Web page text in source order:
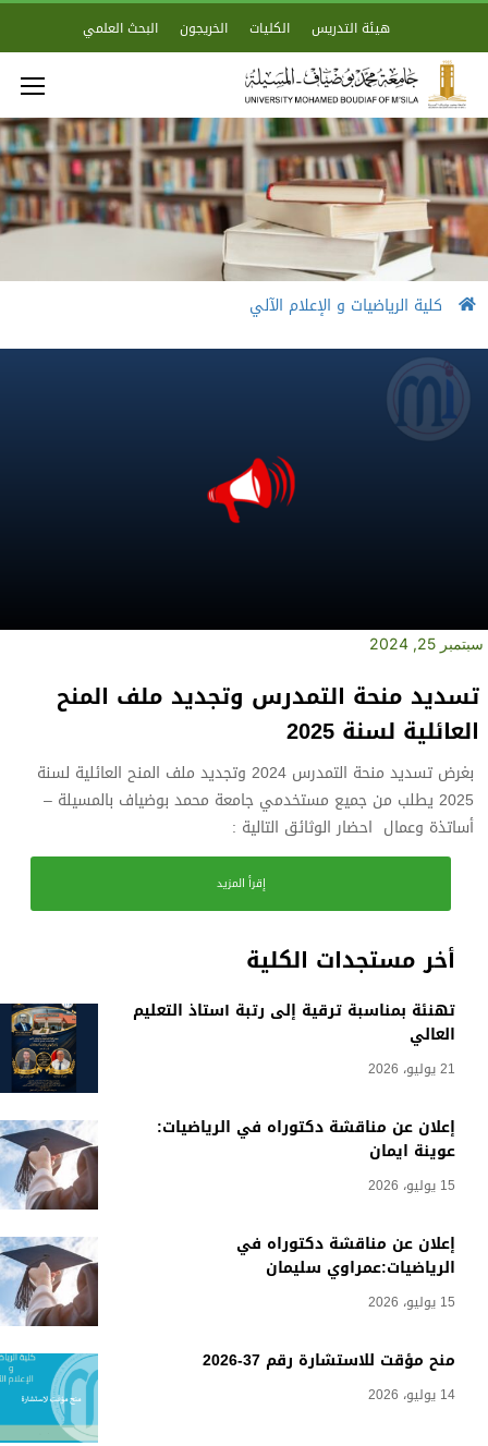
هيئة التدريس الكليات الخريجون البحث العلمي
كلية الرياضيات و الإعلام الآلي
أخر مستجدات الكلية
تهنئة بمناسبة ترقية إلى رتبة أستاذ التعليم
العالي
21 يوليو، 2026
إعلان عن مناقشة دكتوراه في الرياضيات:
عوينة ايمان
15 يوليو، 2026
إعلان عن مناقشة دكتوراه في
الرياضيات:عمراوي سليمان
15 يوليو، 2026
منح مؤقت للاستشارة رقم 37-2026
14 يوليو، 2026
سبتمبر 25, 2024
تسديد منحة التمدرس وتجديد ملف المنح
العائلية لسنة 2025
بغرض تسديد منحة التمدرس 2024 وتجديد ملف المنح العائلية لسنة
2025 يطلب من جميع مستخدمي جامعة محمد بوضياف بالمسيلة –
أساتذة وعمال احضار الوثائق التالية :
إقرأ المزيد